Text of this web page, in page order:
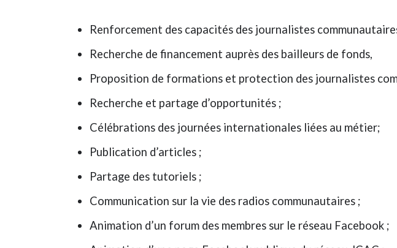
Renforcement des capacités des journalistes
Recherche de financement auprès des bailleurs de fonds,
Proposition de formations et protection des journalistes
Recherche et partage d’opportunités ;
Célébrations des journées internationales liées au métier;
Publication d’articles ;
Partage des tutoriels ;
Communication sur la vie des radios communautaires ;
Animation d’un forum des membres sur le réseau Facebook ;